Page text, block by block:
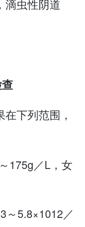
滴虫性阴道
下列范围，
175g／L，女
～5.8×1012／